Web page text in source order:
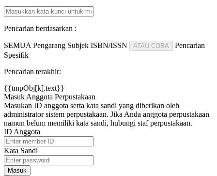
Pencarian berdasarkan :
SEMUA Pengarang Subjek ISBN/ISSN ATAU COBA
Pencarian
Spesifik
Pencarian terakhir:
{{tmpObj[k].text}}
Masuk Anggota Perpustakaan
Masukan ID anggota serta kata sandi yang diberikan oleh
administrator sistem perpustakaan. Jika Anda anggota perpustakaan
namun belum memiliki kata sandi, hubungi staf perpustakaan.
ID Anggota
Kata Sandi